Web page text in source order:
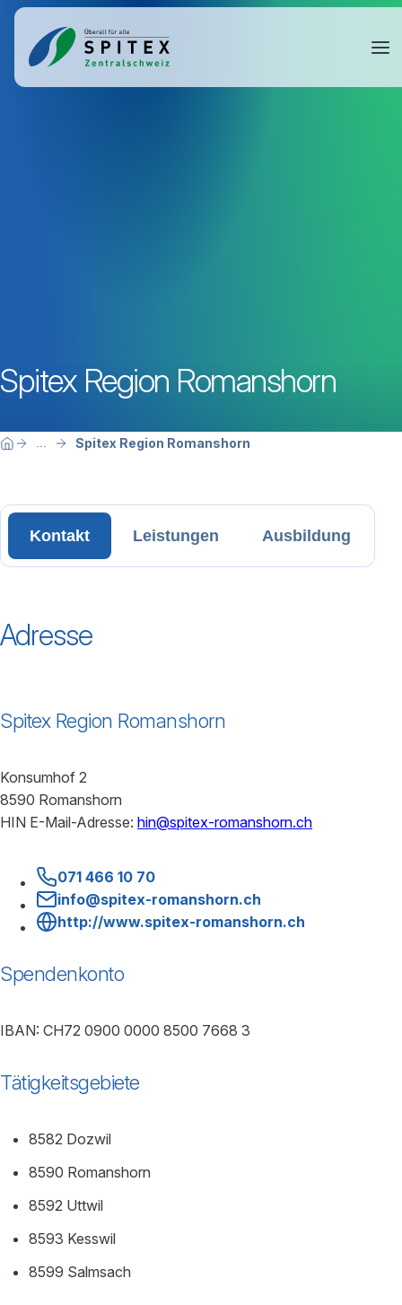
Spitex Region Romanshorn
Breadcrumbnavigation
Sie befinden sich hier:
Home ... Spitex Region Romanshorn
Kontakt Leistungen Ausbildung
Adresse
Spitex Region Romanshorn
Konsumhof 2
8590 Romanshorn
HIN E-Mail-Adresse: hin@spitex-romanshorn.ch
071 466 10 70
info@spitex-romanshorn.ch
http://www.spitex-romanshorn.ch
Spendenkonto
IBAN: CH72 0900 0000 8500 7668 3
Tätigkeitsgebiete
8582 Dozwil
8590 Romanshorn
8592 Uttwil
8593 Kesswil
8599 Salmsach